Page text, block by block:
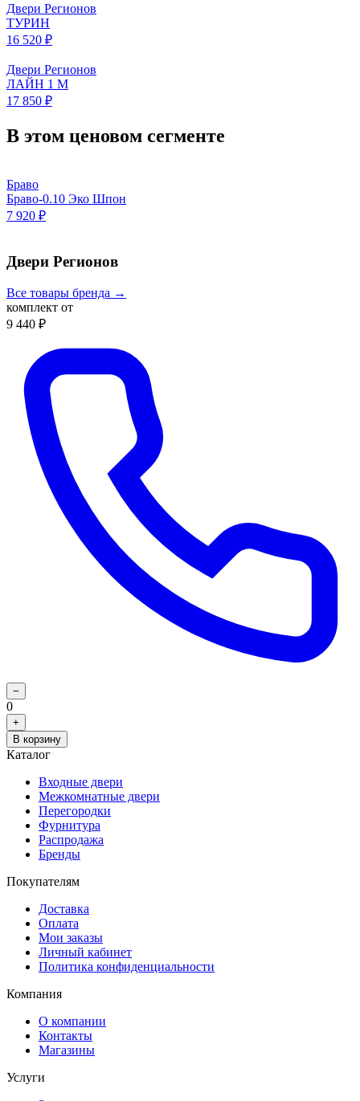
Двери Регионов
ТУРИН
16 520 ₽
Двери Регионов
ЛАЙН 1 М
17 850 ₽
В этом ценовом сегменте
Браво
Браво-0.10 Эко Шпон
7 920 ₽
Двери Регионов
Все товары бренда →
комплект от
9 440 ₽
−
0
+
В корзину
Каталог
Входные двери
Межкомнатные двери
Перегородки
Фурнитура
Распродажа
Бренды
Покупателям
Доставка
Оплата
Мои заказы
Личный кабинет
Политика конфиденциальности
Компания
О компании
Контакты
Магазины
Услуги